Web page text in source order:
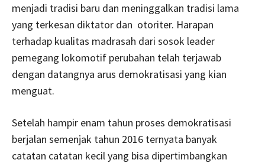
menjadi tradisi baru dan meninggalkan tradisi lama
yang terkesan diktator dan otoriter. Harapan
terhadap kualitas madrasah dari sosok leader
pemegang lokomotif perubahan telah terjawab
dengan datangnya arus demokratisasi yang kian
menguat.
Setelah hampir enam tahun proses demokratisasi
berjalan semenjak tahun 2016 ternyata banyak
catatan catatan kecil yang bisa dipertimbangkan